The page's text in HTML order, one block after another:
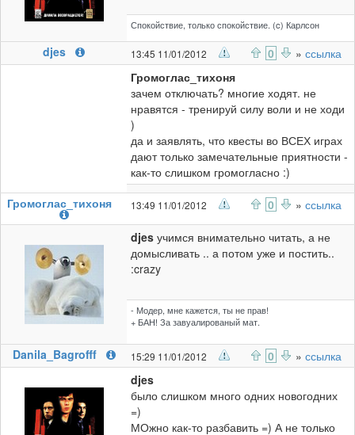
Спокойствие, только спокойствие. (c) Карлсон
djes 13:45 11/01/2012 0 » ссылка
Громоглас_тихоня
зачем отключать? многие ходят. не
нравятся - тренируй силу воли и не ходи
)
да и заявлять, что квесты во ВСЕХ играх
дают только замечательные приятности -
как-то слишком громогласно :)
Громоглас_тихоня
13:49 11/01/2012 0 » ссылка
djes учимся внимательно читать, а не
домысливать .. а потом уже и постить..
:crazy
- Модер, мне кажется, ты не прав!
+ БАН! За завуалированый мат.
Danila_Bagrofff 15:29 11/01/2012 0 » ссылка
djes
было слишком много одних новогодних
=)
МОжно как-то разбавить =) А не только